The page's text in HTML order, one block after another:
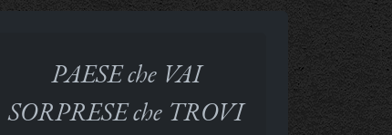
PAESE che VAI
SORPRESE che TROVI